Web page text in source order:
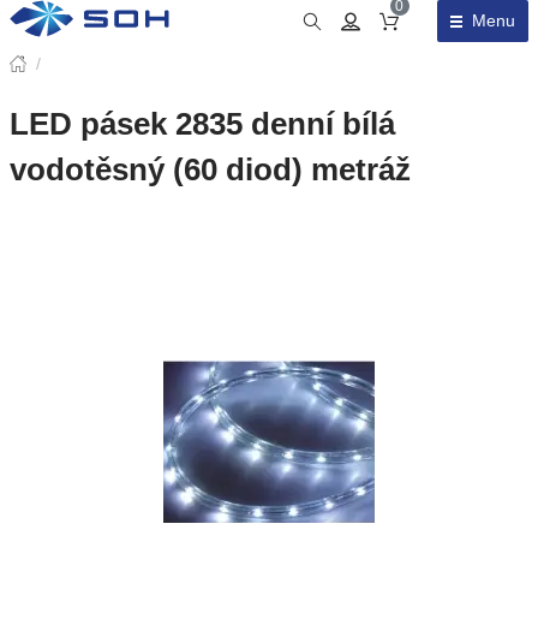
Obsah košíku
0
Menu
/
LED pásek 2835 denní bílá
vodotěsný (60 diod) metráž